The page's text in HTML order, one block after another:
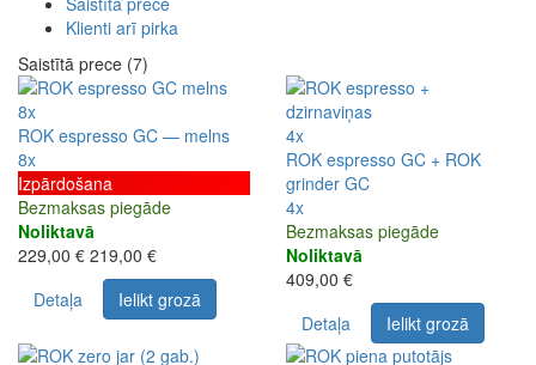
Klienti arī pirka
Saistītā prece (7)
8x
ROK espresso GC — melns
8x
Izpārdošana
Bezmaksas piegāde
Noliktavā
229,00 € 219,00 €
Detaļa
Ielikt grozā
4x
ROK espresso GC + ROK
grinder GC
4x
Bezmaksas piegāde
Noliktavā
409,00 €
Detaļa
Ielikt grozā